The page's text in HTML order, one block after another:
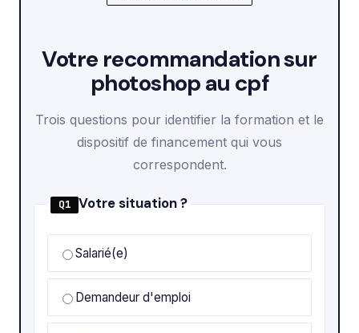
Votre recommandation sur
photoshop au cpf
Trois questions pour identifier la formation et le
dispositif de financement qui vous
correspondent.
Q1 Votre situation ?
Salarié(e)
Demandeur d'emploi